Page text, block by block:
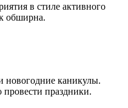
в стиле активного
обширна.
новогодние каникулы.
провести праздники.